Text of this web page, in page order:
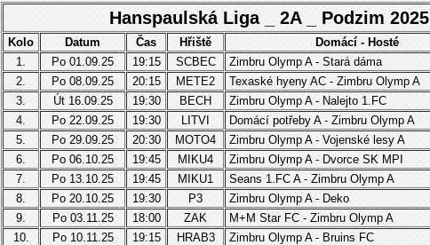
Hanspaulská Liga _ 2A _ Podzim 2025
Kolo Datum Čas Hřiště Domácí - Hosté
1.
Po 01.09.25 19:15 SCBEC Zimbru Olymp A - Stará dáma
2.
Po 08.09.25 20:15 METE2 Texaské hyeny AC - Zimbru Olymp A
3.
Út 16.09.25 19:30 BECH Zimbru Olymp A - Nalejto 1.FC
4.
Po 22.09.25 19:30 LITVI Domácí potřeby A - Zimbru Olymp A
5.
Po 29.09.25 20:30 MOTO4 Zimbru Olymp A - Vojenské lesy A
6.
Po 06.10.25 19:45 MIKU4 Zimbru Olymp A - Dvorce SK MPI
7.
Po 13.10.25 19:45 MIKU1 Seans 1.FC A - Zimbru Olymp A
8.
Po 20.10.25 19:30 P3 Zimbru Olymp A - Deko
9.
Po 03.11.25 18:00 ZAK M+M Star FC - Zimbru Olymp A
10.
Po 10.11.25 19:15 HRAB3 Zimbru Olymp A - Bruins FC